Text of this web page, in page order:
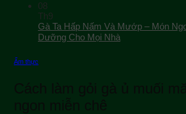
Tráng
08
Th9
Gà Ta Hấp Nấm Và Mướp – Món
Dưỡng Cho Mọi Nhà
Ẩm thực
Cách làm gỏi gà ủ muối
ngon miễn chê